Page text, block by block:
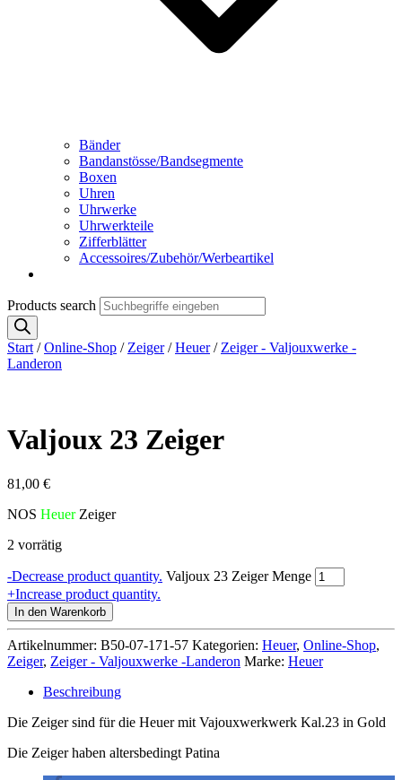
Bänder
Bandanstösse/Bandsegmente
Boxen
Uhren
Uhrwerke
Uhrwerkteile
Zifferblätter
Accessoires/Zubehör/Werbeartikel
Products search
Start /Online-Shop / Zeiger/Heuer/ Zeiger - Valjouxwerke -
Landeron
Valjoux 23 Zeiger
81,00 €
NOS HeuerZeiger
2 vorrätig
-Decrease product quantity. Valjoux 23 Zeiger Menge
+Increase product quantity.
In den Warenkorb
Artikelnummer: B50-07-171-57 Kategorien: Heuer, Online-Shop,
Zeiger, Zeiger - Valjouxwerke -Landeron Marke: Heuer
Beschreibung
Die Zeiger sind für die Heuer mit Vajouxwerkwerk Kal.23 in Gold
Die Zeiger haben altersbedingt Patina